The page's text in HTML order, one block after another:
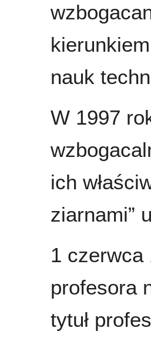
nauk
W 1997
ich
ziarnami”
1 czerwca
profesora
tytuł